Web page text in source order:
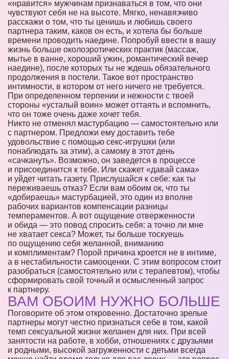
«нравится» мужчинам признаваться в том, что они
чувствуют себя не на высоте. Мягко, ненавязчиво
расскажи о том, что ты ценишь и любишь своего
партнера таким, каков он есть, и хотела бы больше
времени проводить наедине. Попробуй ввести в вашу
жизнь больше околоэротических практик (массаж,
мытье в ванне, хороший ужин, романтический вечер
наедине), после которых ты не ждешь обязательного
продолжения в постели. Такое вот пространство
интимности, в котором от него ничего не требуется.
При определенном терпении и нежности с твоей
стороны «усталый воин» может оттаять и вспомнить,
что он тоже очень даже хочет тебя.
Никто не отменял мастурбацию — самостоятельно или
с партнером. Предложи ему доставить тебе
удовольствие с помощью секс-игрушки (или
понаблюдать за этим), а самому в этот день
«сачкануть». Возможно, он заведется в процессе
и присоединится к тебе. Или скажет «давай сама»
и уйдет читать газету. Прислушайся к себе: как ты
переживаешь отказ? Если вам обоим ок, что ты
«добираешь» мастурбацией, это один из вполне
рабочих вариантов компенсации разницы
темпераментов. А вот ощущение отверженности
и обида — это повод спросить себя: а точно ли мне
не хватает секса? Может, ты больше тоскуешь
по ощущению себя желанной, вниманию
и комплиментам? Порой причина кроется не в интиме,
а в нестабильности самооценки. С этим вопросом стоит
разобраться (самостоятельно или с терапевтом), чтобы
сформировать свой точный и осмысленный запрос
к партнеру.
ВАМ ОБОИМ НУЖНО БОЛЬШЕ
Поговорите об этом откровенно. Достаточно зрелые
партнеры могут честно признаться себе в том, какой
темп сексуальной жизни желанен для них. При всей
занятости на работе, в хобби, отношениях с друзьями
и родными, высокой загруженности с детьми всегда